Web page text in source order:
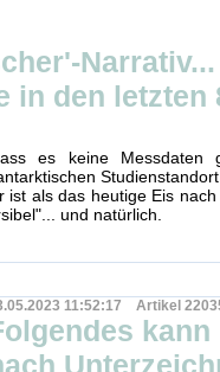
in den letzten
es keine Messdaten
ist als das heutige Eis
und natürlich.
11:52:17 Artikel
kann